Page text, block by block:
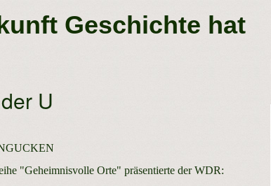
Geschichte hat
U
"Geheimnisvolle Orte" präsentierte der WDR: